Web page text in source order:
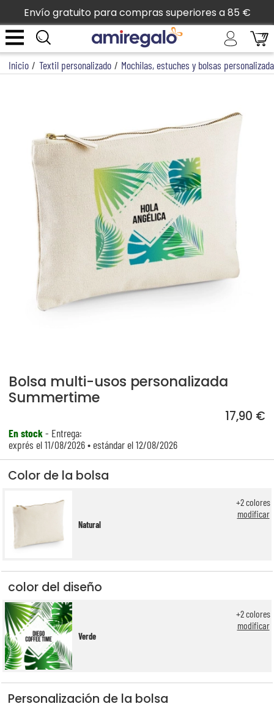
Envío gratuito para compras superiores a 85 €
Inicio / Textil personalizado / Mochilas, estuches y bolsas
Bolsa multi-usos personalizada
Summertime
17,90 €
En stock- Entrega:
exprés el 11/08/2026 • estándar el 12/08/2026
Color de la bolsa
Natural
+2colores
modificar
color del diseño
Verde
+2colores
modificar
Personalización de la bolsa